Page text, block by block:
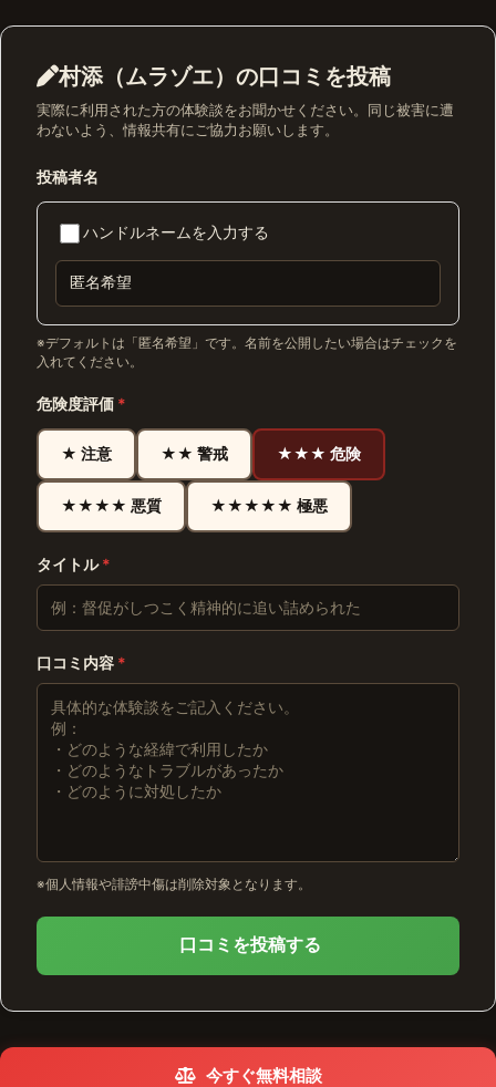
村添（ムラゾエ）の口コミを投稿
実際に利用された方の体験談をお聞かせください。同じ被害に遭
わないよう、情報共有にご協力お願いします。
投稿者名
ハンドルネームを入力する
※デフォルトは「匿名希望」です。名前を公開したい場合はチェックを
入れてください。
危険度評価 *
★ 注意 ★★ 警戒 ★★★ 危険
★★★★ 悪質 ★★★★★ 極悪
タイトル*
口コミ内容 *
※個人情報や誹謗中傷は削除対象となります。
口コミを投稿する
今すぐ無料相談